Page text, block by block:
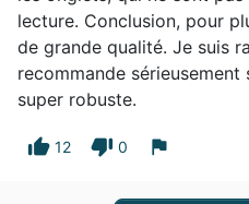
lecture. Conclusion, pour
de grande qualité. Je suis
recommande
super robuste.
thumb_up 12 thumb_down 0 flag